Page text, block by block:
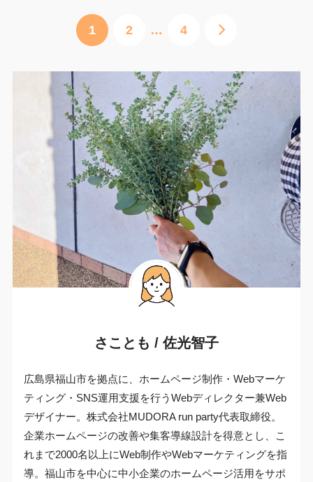
1 2 … 4
さことも / 佐光智子
広島県福山市を拠点に、ホームページ制作・Webマーケ
ティング・SNS運用支援を行うWebディレクター兼Web
デザイナー。株式会社MUDORA run party代表取締役。
企業ホームページの改善や集客導線設計を得意とし、こ
れまで2000名以上にWeb制作やWebマーケティングを指
導。福山市を中心に中小企業のホームページ活用をサポ